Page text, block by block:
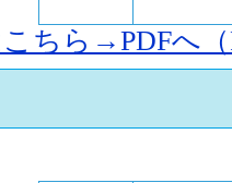
ちら→PDFへ（